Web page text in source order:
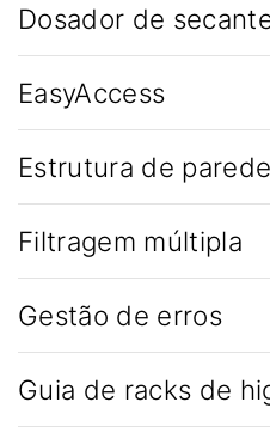
Dosador de
EasyAccess
Estrutura de
Filtragem múltipla
Gestão de erros
Guia de racks de